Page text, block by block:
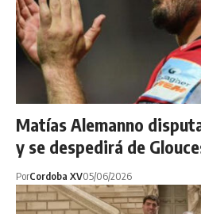
Matías Alemanno
y se despedirá de
PorCordoba XV05/06/2026